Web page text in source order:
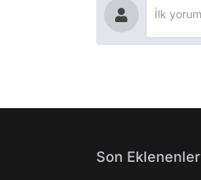
Son Eklenenler